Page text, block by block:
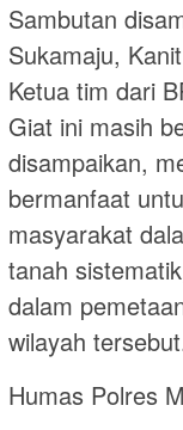
Sambutan
Sukamaju,
Ketua tim dari
Giat ini masih
disampaikan,
bermanfaat
masyarakat
tanah
dalam
wilayah
Humas Polres